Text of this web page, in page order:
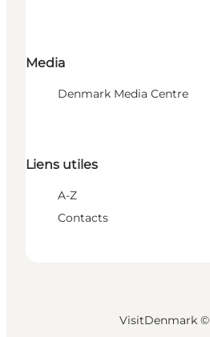
Media
Denmark Media Centre
Liens utiles
A-Z
Contacts
VisitDenmark ©